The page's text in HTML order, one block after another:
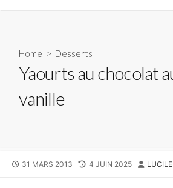
Home > Desserts
Yaourts au chocolat
vanille
PUBLISHED
31 MARS 2013
LAST
4 JUIN 2025 AUTHOR
LUCILE